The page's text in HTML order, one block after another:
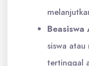
Beasiswa
siswa atau
tertinggal